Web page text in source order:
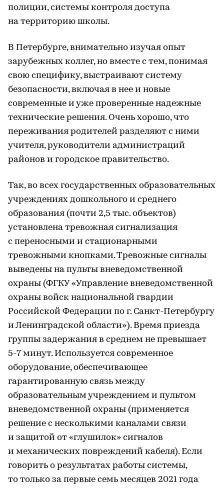
полиции, системы контроля доступа
на территорию школы.
В Петербурге, внимательно изучая опыт
зарубежных коллег, но вместе с тем, понимая
свою специфику, выстраивают систему
безопасности, включая в нее и новые
современные и уже проверенные надежные
технические решения. Очень хорошо, что
переживания родителей разделяют с ними
учителя, руководители администраций
районов и городское правительство.
Так, во всех государственных образовательных
учреждениях дошкольного и среднего
образования (почти 2,5 тыс. объектов)
установлена тревожная сигнализация
с переносными и стационарными
тревожными кнопками. Тревожные сигналы
выведены на пульты вневедомственной
охраны (ФГКУ «Управление вневедомственной
охраны войск национальной гвардии
Российской Федерации по г. Санкт-Петербургу
и Ленинградской области»). Время приезда
группы задержания в среднем не превышает
5-7 минут. Используется современное
оборудование, обеспечивающее
гарантированную связь между
образовательным учреждением и пультом
вневедомственной охраны (применяется
решение с несколькими каналами связи
и защитой от «глушилок» сигналов
и механических повреждений кабеля). Если
говорить о результатах работы системы,
то только за первые семь месяцев 2021 года